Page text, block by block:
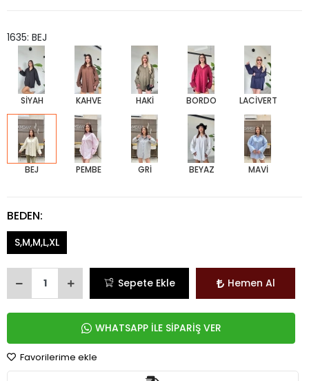
1635: BEJ
SİYAH KAHVE HAKİ BORDO LACİVERT
BEJ PEMBE GRİ BEYAZ MAVİ
BEDEN:
S,M,M,L,XL
Sepete Ekle Hemen Al
WHATSAPP İLE SİPARİŞ VER
Favorilerime ekle